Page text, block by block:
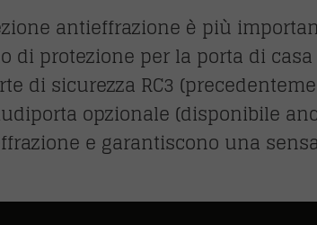
antieffrazione è più
di protezione per la porta di
di sicurezza RC3
opzionale (disponibile
e garantiscono una